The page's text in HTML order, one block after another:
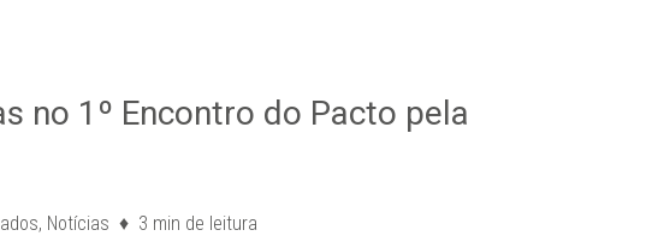
no 1º Encontro do Pacto pela
, Notícias 3 min de leitura